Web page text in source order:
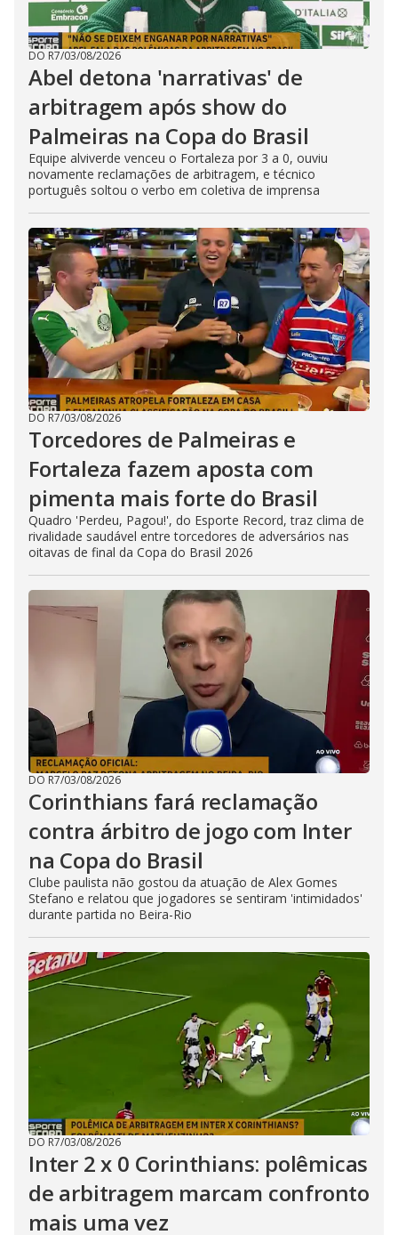
DO R7/03/08/2026
Abel detona 'narrativas' de
arbitragem após show do
Palmeiras na Copa do Brasil
Equipe alviverde venceu o Fortaleza por 3 a 0, ouviu
novamente reclamações de arbitragem, e técnico
português soltou o verbo em coletiva de imprensa
DO R7/03/08/2026
Torcedores de Palmeiras e
Fortaleza fazem aposta com
pimenta mais forte do Brasil
Quadro 'Perdeu, Pagou!', do Esporte Record, traz clima de
rivalidade saudável entre torcedores de adversários nas
oitavas de final da Copa do Brasil 2026
DO R7/03/08/2026
Corinthians fará reclamação
contra árbitro de jogo com Inter
na Copa do Brasil
Clube paulista não gostou da atuação de Alex Gomes
Stefano e relatou que jogadores se sentiram 'intimidados'
durante partida no Beira-Rio
DO R7/03/08/2026
Inter 2 x 0 Corinthians: polêmicas
de arbitragem marcam confronto
mais uma vez